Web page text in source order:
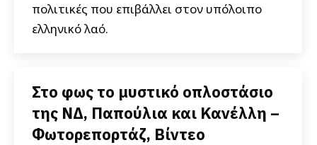
πολιτικές που επιβάλλει στον υπόλοιπο
ελληνικό λαό.
Στο φως το μυστικό οπλοστάσιο
της ΝΔ, Παπούλια και Κανέλλη –
Φωτορεπορτάζ, Βίντεο